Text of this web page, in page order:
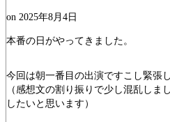
on 2025年8月4日
本番の日がやってきました。
今回は朝一番目の出演ですこし緊張
（感想文の割り振りで少し混乱しま
したいと思います）